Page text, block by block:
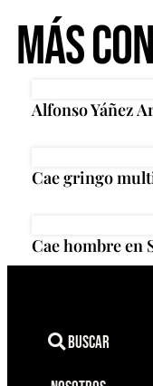
Más
Alfonso Yáñez
Cae gringo
Cae hombre en
Buscar